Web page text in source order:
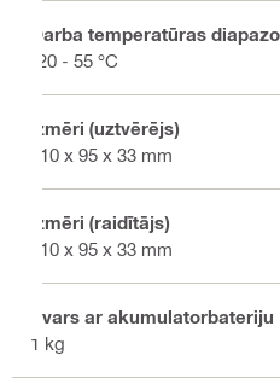
Darba temperatūras
-20 - 55 °C
Izmēri (uztvērējs)
210 x 95 x 33 mm
Izmēri (raidītājs)
210 x 95 x 33 mm
Svars ar akumulatorbateriju
1 kg